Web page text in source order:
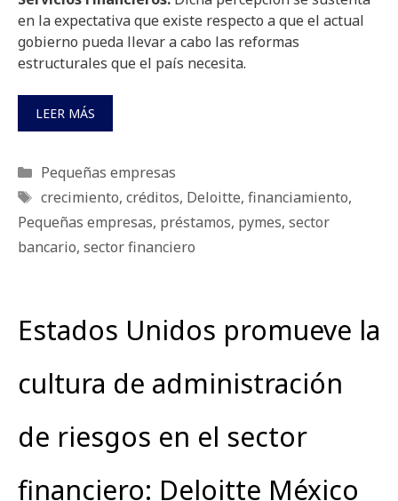
en la expectativa que existe respecto a que el actual
gobierno pueda llevar a cabo las reformas
estructurales que el país necesita.
LEER MÁS
Categorías
Pequeñas empresas
Etiquetas
crecimiento, créditos, Deloitte, financiamiento,
Pequeñas empresas, préstamos, pymes, sector
bancario, sector financiero
Estados Unidos promueve la
cultura de administración
de riesgos en el sector
financiero: Deloitte México